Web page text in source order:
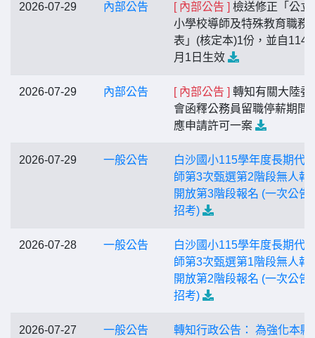
2026-07-29 內部公告 [ 內部公告 ] 檢送修正「公立
小學校導師及特殊教育職務
表」(核定本)1份，並自114
月1日生效
2026-07-29 內部公告 [ 內部公告 ] 轉知有關大陸委
會函釋公務員留職停薪期間
應申請許可一案
2026-07-29 一般公告
白沙國小115學年度長期代
師第3次甄選第2階段無人報
開放第3階段報名 (一次公告
招考)
2026-07-28 一般公告
白沙國小115學年度長期代
師第3次甄選第1階段無人報
開放第2階段報名 (一次公告
招考)
2026-07-27 一般公告
轉知行政公告： 為強化本縣